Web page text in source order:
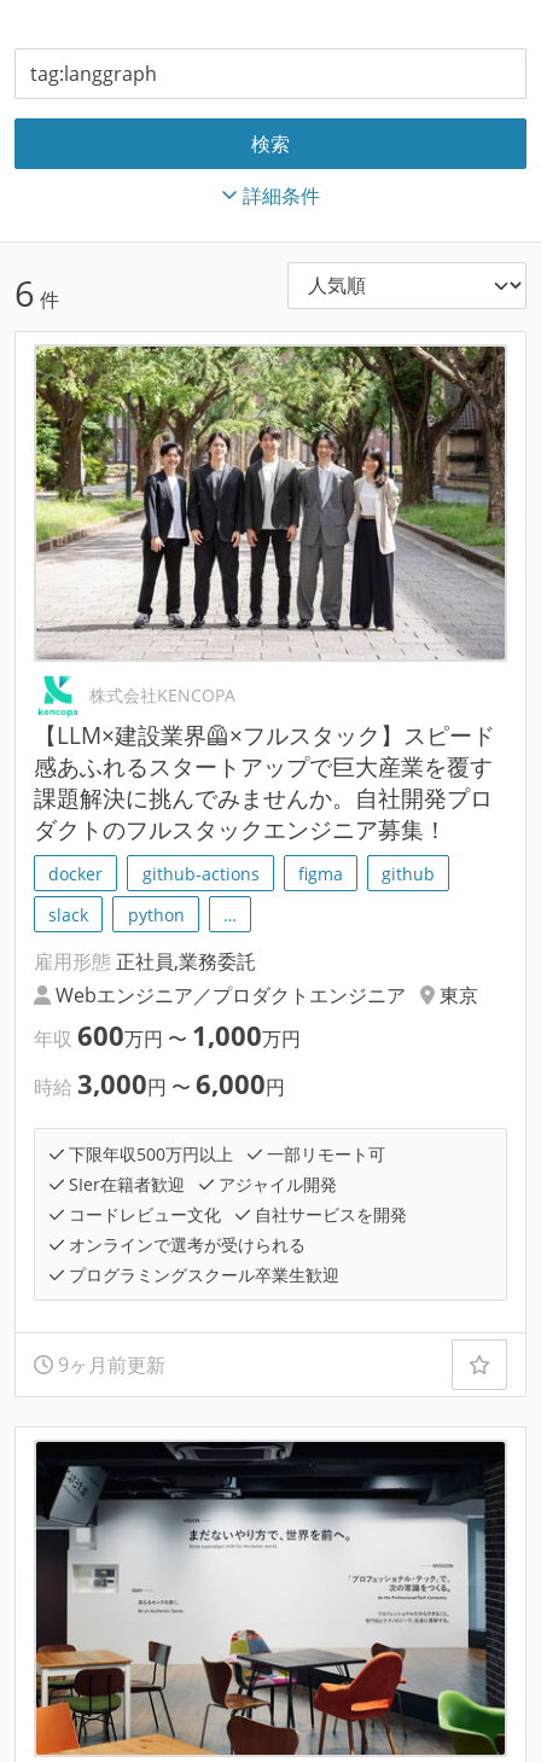
詳細条件
6 件
株式会社KENCOPA
【LLM×建設業界🦺×フルスタック】スピード
感あふれるスタートアップで巨大産業を覆す
課題解決に挑んでみませんか。自社開発プロ
ダクトのフルスタックエンジニア募集！
docker github-actions figma
github
slack
python …
雇用形態 正社員,業務委託
Webエンジニア／プロダクトエンジニア
東京
年収 600万円 〜 1,000万円
時給 3,000円 〜 6,000円
下限年収500万円以上
一部リモート可
SIer在籍者歓迎
アジャイル開発
コードレビュー文化
自社サービスを開発
オンラインで選考が受けられる
プログラミングスクール卒業生歓迎
9ヶ月前更新